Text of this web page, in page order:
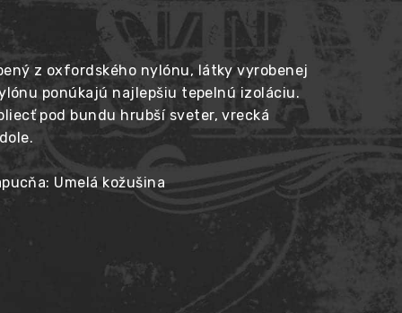
z oxfordského nylónu, látky vyrobenej
ponúkajú najlepšiu tepelnú izoláciu.
pod bundu hrubší sveter, vrecká
Umelá kožušina